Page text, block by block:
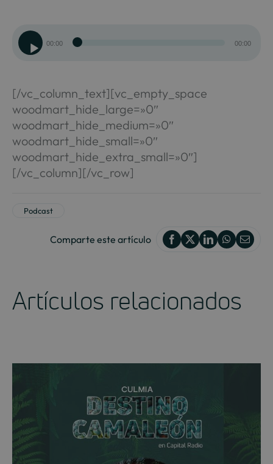
Reproductor
de
00:00 00:00
[/vc_column_text][vc_empty_space
woodmart_hide_large=»0″
woodmart_hide_medium=»0″
woodmart_hide_small=»0″
woodmart_hide_extra_small=»0″]
[/vc_column][/vc_row]
Podcast
Comparte este artículo
Artículos relacionados